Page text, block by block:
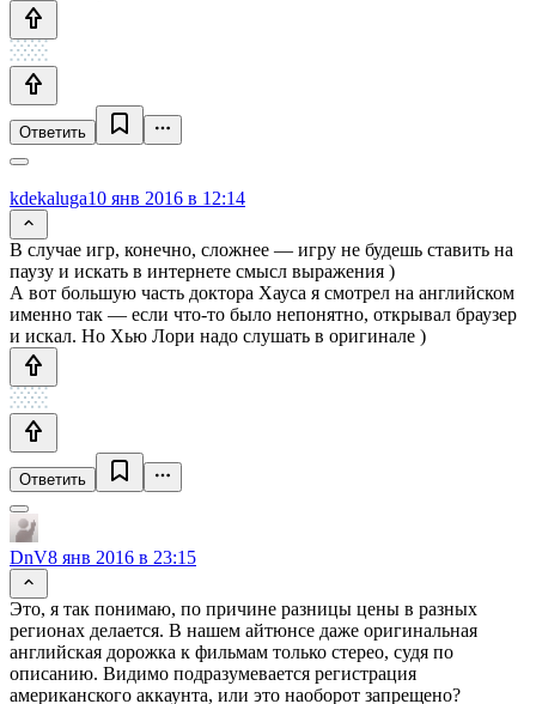
Ответить
kdekaluga10 янв 2016 в 12:14
В случае игр, конечно, сложнее — игру не будешь ставить на
паузу и искать в интернете смысл выражения )
А вот большую часть доктора Хауса я смотрел на английском
именно так — если что-то было непонятно, открывал браузер
и искал. Но Хью Лори надо слушать в оригинале )
Ответить
DnV8 янв 2016 в 23:15
Это, я так понимаю, по причине разницы цены в разных
регионах делается. В нашем айтюнсе даже оригинальная
английская дорожка к фильмам только стерео, судя по
описанию. Видимо подразумевается регистрация
американского аккаунта, или это наоборот запрещено?